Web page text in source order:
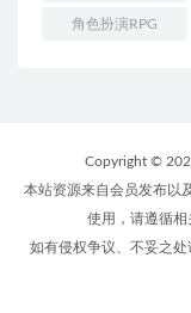
角色扮演RPG
Copyright ©
本站资源来自会员发布以
使用，请遵循相
如有侵权争议、不妥之